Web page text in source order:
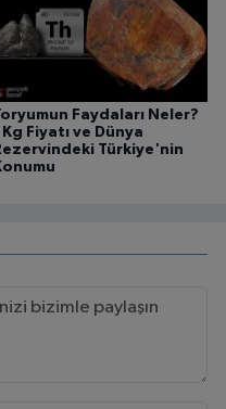
Faydaları Neler?
Kg Fiyatı ve Dünya
Türkiye'nin